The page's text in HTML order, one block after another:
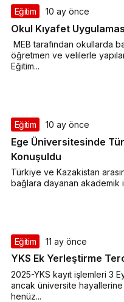
Eğitim 10 ay önce
Okul Kıyafet
MEB tarafından okullarda
öğretmen ve velilerle
Eğitim...
Eğitim 10 ay önce
Ege Üniversitesinde
Konuşuldu
Türkiye ve Kazakistan
bağlara dayanan akademik
Eğitim 11 ay önce
YKS Ek Yerleştirme
2025-YKS kayıt işlemleri 3
ancak üniversite
henüz...
Yemek Ne